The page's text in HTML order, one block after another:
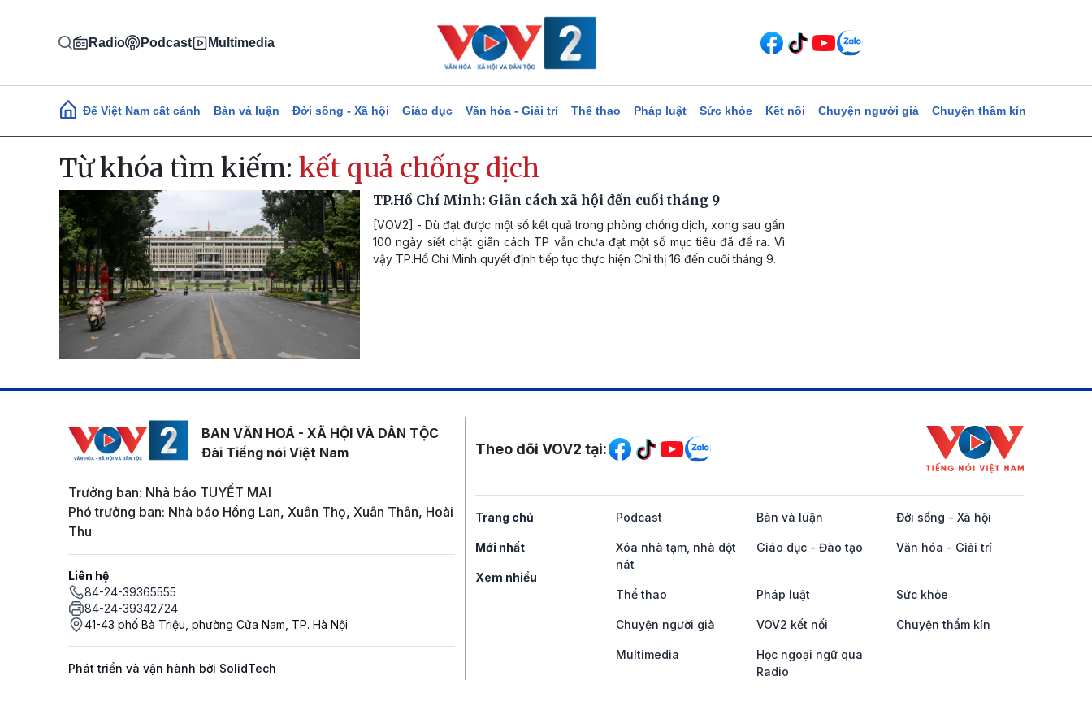
Radio Podcast Multimedia
Main navigation
Để Việt Nam cất cánh Bàn và luận Đời sống - Xã hội Giáo dục Văn hóa - Giải trí Thể thao Pháp luật Sức khỏe Kết nối Chuyện người già Chuyện thầm kín
Từ khóa tìm kiếm: kết quả chống dịch
TP.Hồ Chí Minh: Giãn cách xã hội đến cuối tháng 9
[VOV2] - Dù đạt được một số kết quả trong phòng chống dịch, xong sau gần
100 ngày siết chặt giãn cách TP vẫn chưa đạt một số mục tiêu đã đề ra. Vì
vậy TP.Hồ Chí Minh quyết định tiếp tục thực hiện Chỉ thị 16 đến cuối tháng 9.
BAN VĂN HOÁ - XÃ HỘI VÀ DÂN TỘC
Đài Tiếng nói Việt Nam
Trưởng ban: Nhà báo TUYẾT MAI
Phó trưởng ban: Nhà báo Hồng Lan, Xuân Thọ, Xuân Thân, Hoài
Thu
Liên hệ
84-24-39365555
84-24-39342724
41-43 phố Bà Triệu, phường Cửa Nam, TP. Hà Nội
Phát triển và vận hành bởi SolidTech
Mạng xã hội
Theo dõi VOV2 tại:
Trang chủ
Mới nhất
Xem nhiều
Podcast Bàn và luận Đời sống - Xã hội
Xóa nhà tạm, nhà dột
nát
Giáo dục - Đào tạo Văn hóa - Giải trí
Thể thao Pháp luật Sức khỏe
Chuyện người già VOV2 kết nối Chuyện thầm kín
Multimedia
Học ngoại ngữ qua
Radio